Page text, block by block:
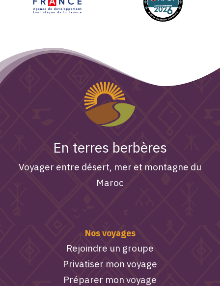
En terres berbères
Voyager entre désert, mer et montagne du
Maroc
Nos voyages
Rejoindre un groupe
Privatiser mon voyage
Préparer mon voyage